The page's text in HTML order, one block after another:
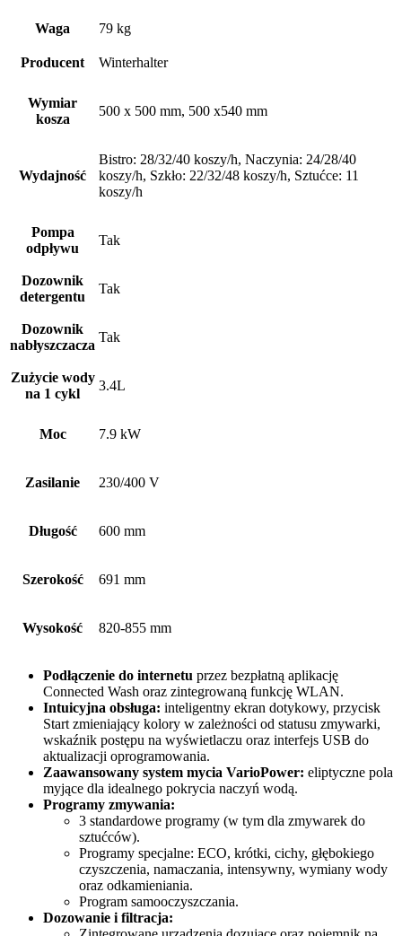
Waga 79 kg
Producent Winterhalter
Wymiar
kosza
500 x 500 mm, 500 x540 mm
Wydajność
Bistro: 28/32/40 koszy/h, Naczynia: 24/28/40
koszy/h, Szkło: 22/32/48 koszy/h, Sztućce: 11
koszy/h
Pompa
odpływu
Tak
Dozownik
detergentu
Tak
Dozownik
nabłyszczacza
Tak
Zużycie wody
na 1 cykl
3.4L
Moc 7.9 kW
Zasilanie 230/400 V
Długość 600 mm
Szerokość 691 mm
Wysokość 820-855 mm
Podłączenie do internetu przez bezpłatną aplikację
Connected Wash oraz zintegrowaną funkcję WLAN.
Intuicyjna obsługa: inteligentny ekran dotykowy, przycisk
Start zmieniający kolory w zależności od statusu zmywarki,
wskaźnik postępu na wyświetlaczu oraz interfejs USB do
aktualizacji oprogramowania.
Zaawansowany system mycia VarioPower: eliptyczne pola
myjące dla idealnego pokrycia naczyń wodą.
Programy zmywania:
3 standardowe programy (w tym dla zmywarek do
sztućców).
Programy specjalne: ECO, krótki, cichy, głębokiego
czyszczenia, namaczania, intensywny, wymiany wody
oraz odkamieniania.
Program samooczyszczania.
Dozowanie i filtracja: